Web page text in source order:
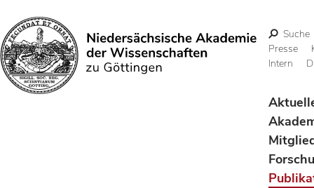
Suchen
Suche
Presse
Intern